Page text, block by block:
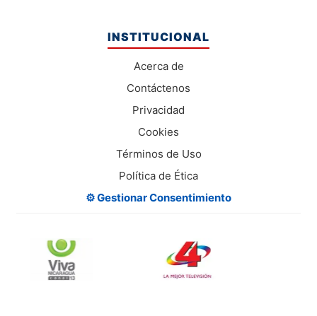
INSTITUCIONAL
Acerca de
Contáctenos
Privacidad
Cookies
Términos de Uso
Política de Ética
⚙️ Gestionar Consentimiento